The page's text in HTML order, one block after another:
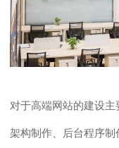
对于高端网站的建设主
架构制作、后台程序